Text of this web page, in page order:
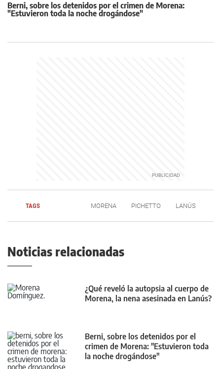
Berni, sobre los detenidos por el crimen de Morena:
"Estuvieron toda la noche drogándose"
TAGS MORENA PICHETTO LANÚS
Noticias relacionadas
¿Qué reveló la autopsia al cuerpo de
Morena, la nena asesinada en Lanús?
Berni, sobre los detenidos por el
crimen de Morena: "Estuvieron toda
la noche drogándose"